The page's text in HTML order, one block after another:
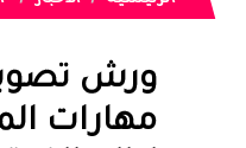
ورش
مهارات